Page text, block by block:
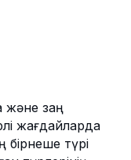
және заң
жағдайларда
бірнеше түрі